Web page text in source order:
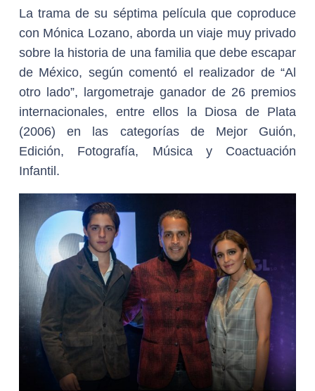
La trama de su séptima película que coproduce
con Mónica Lozano, aborda un viaje muy privado
sobre la historia de una familia que debe escapar
de México, según comentó el realizador de “Al
otro lado”, largometraje ganador de 26 premios
internacionales, entre ellos la Diosa de Plata
(2006) en las categorías de Mejor Guión,
Edición, Fotografía, Música y Coactuación
Infantil.